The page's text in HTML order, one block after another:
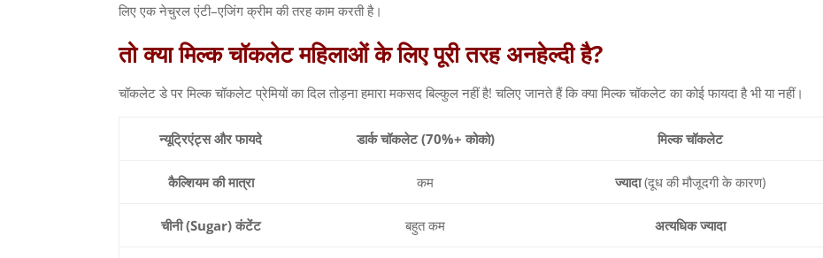
लिए एक नेचुरल एंटी–एजिंग क्रीम की तरह काम करती है।
तोक्यामिल्कचॉकलेटमहिलाओंकेलिएपूरीतरहअनहेल्दीहै?
चॉकलेट डे पर मिल्क चॉकलेट प्रेमियों का दिल तोड़ना हमारा मकसद बिल्कुल नहीं है!चलिए जानते हैं कि क्या मिल्क चॉकलेट का कोई फायदा है भी या नहीं।
न्यूट्रिएंट्स और फायदे डार्क चॉकलेट(70%+ कोको) मिल्क चॉकलेट
कैल्शियम की मात्रा कम ज्यादा(दूध की मौजूदगी के कारण)
चीनी(Sugar) कंटेंट बहुत कम अत्यधिक ज्यादा